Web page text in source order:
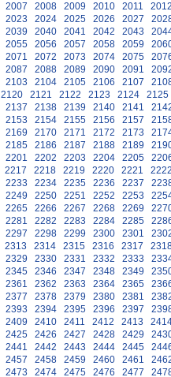
2007 2008 2009 2010 2011
2023 2024 2025 2026 2027
2039 2040 2041 2042 2043
2055 2056 2057 2058 2059
2071 2072 2073 2074 2075
2087 2088 2089 2090 2091
2103 2104 2105 2106 2107
2120 2121 2122 2123 2124
2125
2137 2138 2139 2140 2141
2153 2154 2155 2156 2157
2169 2170 2171 2172 2173
2185 2186 2187 2188 2189
2201 2202 2203 2204 2205
2217 2218 2219 2220 2221
2233 2234 2235 2236 2237
2249 2250 2251 2252 2253
2265 2266 2267 2268 2269
2281 2282 2283 2284 2285
2297 2298 2299 2300 2301
2313 2314 2315 2316 2317
2329 2330 2331 2332 2333
2345 2346 2347 2348 2349
2361 2362 2363 2364 2365
2377 2378 2379 2380 2381
2393 2394 2395 2396 2397
2409 2410 2411 2412 2413
2425 2426 2427 2428 2429
2441 2442 2443 2444 2445
2457 2458 2459 2460 2461
2473 2474 2475 2476 2477